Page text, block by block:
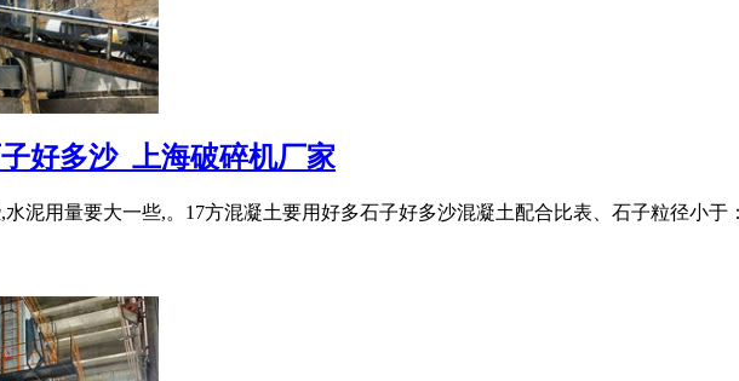
好多沙_上海破碎机厂家
泥用量要大一些,。17方混凝土要用好多石子好多沙混凝土配合比表、石子粒径小于